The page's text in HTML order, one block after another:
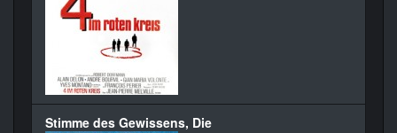
Stimme des Gewissens, Die